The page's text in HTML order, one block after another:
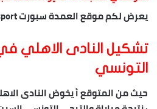
يعرض لكم موقع العمدة سبورت elomda sport
تشكيل النادى الاهلي
التونسي
حيث من المتوقع أ يخوض النادى